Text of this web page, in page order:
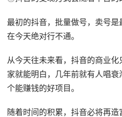
最初的抖音，批量做号，卖号是
在今天绝对行不通。
从今天往未来看，抖音的商业
家就能明白，几年前就有人唱
个能赚钱的好项目。
随着时间的积累，抖音必将再造